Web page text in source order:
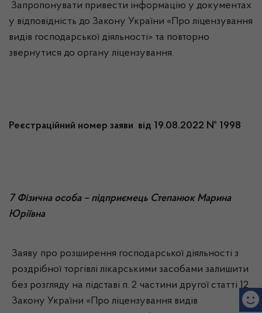
Запропонувати привести інформацію у документах
у відповідність до Закону України «Про ліцензування
видів господарської діяльності» та повторно
звернутися до органу ліцензування.
Реєстраційний номер заяви від 19.08.2022 № 1998
7 Фізична особа – підприємець Степанюк Марина
Юріївна
Заяву про розширення господарської діяльності з
роздрібної торгівлі лікарськими засобами залишити
без розгляду на підставі п. 2 частини другої статті 12
Закону України «Про ліцензування видів